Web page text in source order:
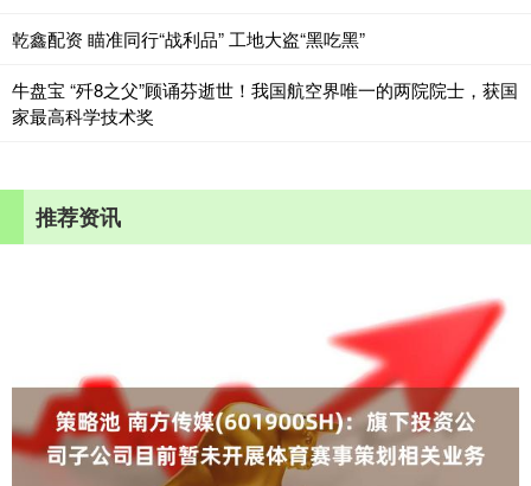
乾鑫配资 瞄准同行“战利品” 工地大盗“黑吃黑”
牛盘宝 “歼8之父”顾诵芬逝世！我国航空界唯一的两院院士，获国
家最高科学技术奖
推荐资讯